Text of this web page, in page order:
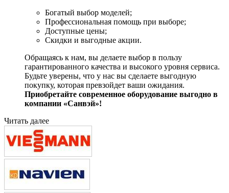
Богатый выбор моделей;
Профессиональная помощь при выборе;
Доступные цены;
Скидки и выгодные акции.
Обращаясь к нам, вы делаете выбор в пользу
гарантированного качества и высокого уровня сервиса.
Будьте уверены, что у нас вы сделаете выгодную
покупку, которая превзойдет ваши ожидания.
Приобретайте современное оборудование выгодно в
компании «Санвэй»!
Читать далее